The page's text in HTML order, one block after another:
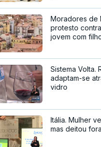
Moradores de
protesto
jovem com
Sistema Volta.
adaptam-se
vidro
Itália. Mulher
mas deitou